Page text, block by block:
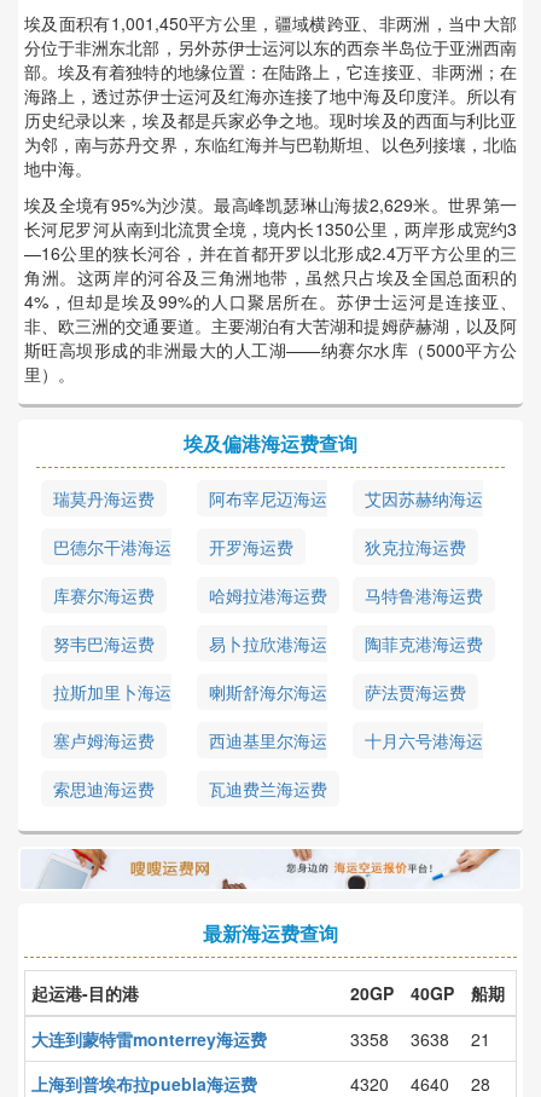
埃及面积有1,001,450平方公里，疆域横跨亚、非两洲，当中大部
分位于非洲东北部，另外苏伊士运河以东的西奈半岛位于亚洲西南
部。埃及有着独特的地缘位置：在陆路上，它连接亚、非两洲；在
海路上，透过苏伊士运河及红海亦连接了地中海及印度洋。所以有
历史纪录以来，埃及都是兵家必争之地。现时埃及的西面与利比亚
为邻，南与苏丹交界，东临红海并与巴勒斯坦、以色列接壤，北临
地中海。
埃及全境有95%为沙漠。最高峰凯瑟琳山海拔2,629米。世界第一
长河尼罗河从南到北流贯全境，境内长1350公里，两岸形成宽约3
—16公里的狭长河谷，并在首都开罗以北形成2.4万平方公里的三
角洲。这两岸的河谷及三角洲地带，虽然只占埃及全国总面积的
4%，但却是埃及99%的人口聚居所在。苏伊士运河是连接亚、
非、欧三洲的交通要道。主要湖泊有大苦湖和提姆萨赫湖，以及阿
斯旺高坝形成的非洲最大的人工湖——纳赛尔水库（5000平方公
里）。
埃及偏港海运费查询
瑞莫丹海运费
阿布宰尼迈海运
艾因苏赫纳海运
巴德尔干港海运
开罗海运费
狄克拉海运费
库赛尔海运费
哈姆拉港海运费
马特鲁港海运费
努韦巴海运费
易卜拉欣港海运
陶菲克港海运费
拉斯加里卜海运
喇斯舒海尔海运
萨法贾海运费
塞卢姆海运费
西迪基里尔海运
十月六号港海运
索思迪海运费 瓦迪费兰海运费
最新海运费查询
起运港-目的港 20GP 40GP
船期
大连到蒙特雷monterrey海运费
3358 3638
21
上海到普埃布拉puebla海运费
4320 4640
28